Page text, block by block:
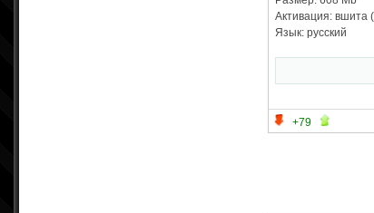
Активация: вшита
Язык: русский
+79